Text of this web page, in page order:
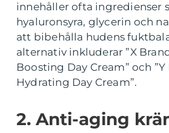
innehåller ofta ingredienser
hyaluronsyra, glycerin och
att bibehålla hudens
alternativ inkluderar ”X
Boosting Day Cream” och ”Y
Hydrating Day Cream”.
2. Anti-aging